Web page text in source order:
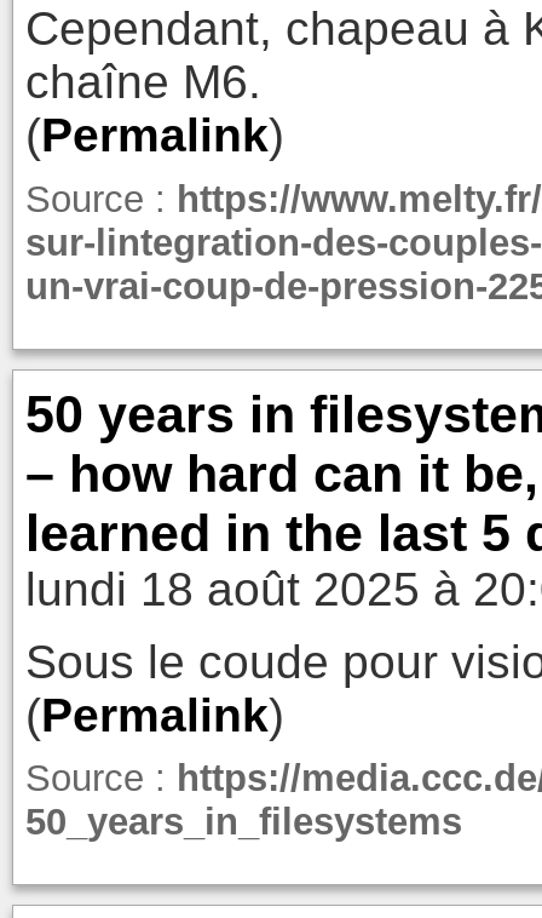
Cependant, chapeau à
chaîne M6.
(Permalink)
Source : https://
sur-lintegration-des-
un-vrai-coup-de-pression-
50 years in
– how hard can it
learned in the last 5
lundi 18 août 2025 à
Sous le coude pour
(Permalink)
Source : https://
50_years_in_filesystems